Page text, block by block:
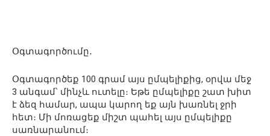
Օգտագործումը․
Օգտագործեք 100 գրամ այս ըմպելիքից, օրվա մեջ
3 անգամ՝ մինչև ուտելը։ Եթե ըմպելիքը շատ խիտ
է ձեզ համար, ապա կարող եք այն խառնել ջրի
հետ։ Մի մոռացեք միշտ պահել այս ըմպելիքը
սառնարանում։